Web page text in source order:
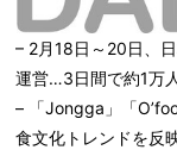
– 2月18日～20日、
運営…3日間で約1万
– 「Jongga」「
食文化トレンドを反